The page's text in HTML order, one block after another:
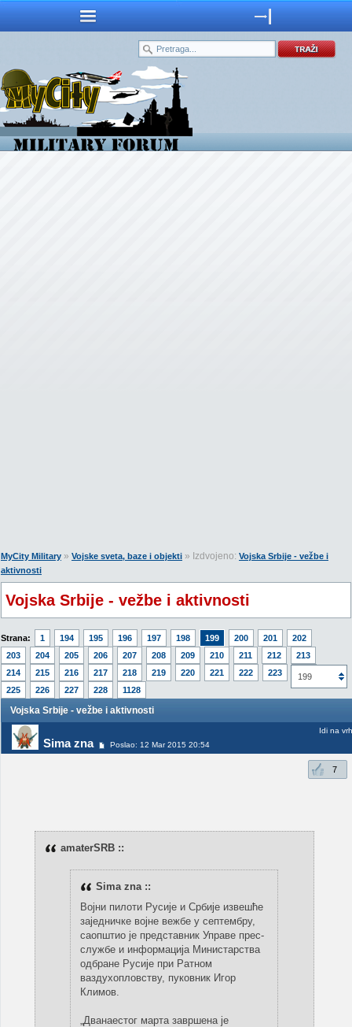
MyCity Military » Vojske sveta, baze i objekti » Izdvojeno: Vojska Srbije - vežbe i
aktivnosti
Vojska Srbije - vežbe i aktivnosti
Strana: 1 194 195 196 197 198 199 200 201
202
203
204 205 206 207 208 209 210 211 212
213
214
215 216 217 218 219 220 221 222 223
224
225
226 227 228 1128
199
Vojska Srbije - vežbe i aktivnosti
Sima zna Poslao: 12 Mar 2015 20:54
Idi na vrh
7
amaterSRB ::
Sima zna ::
Војни пилоти Русије и Србије извешће
заједничке војне вежбе у септембру,
саопштио је представник Управе прес-
службе и информација Министарства
одбране Русије при Ратном
ваздухопловству, пуковник Игор
Климов.
„Дванаестог марта завршена је